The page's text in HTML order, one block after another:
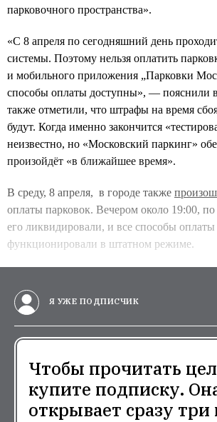
парковочного пространства».
«С 8 апреля по сегодняшний день
системы. Поэтому нельзя оплатить
и мобильного приложения „Парковки
способы оплаты доступны», —
также отметили, что штрафы на время
будут. Когда именно закончится
неизвестно, но «Московский паркинг»
произойдёт «в ближайшее время».
В среду, 8 апреля, в городе также
оплаты парковок. Вечером около 19:00, по
его ликвидировали, и все способы оплаты
функционировали в штатном режиме.
Я УЖЕ ПОДПИСЧИК
Чтобы прочитать
купите подписку.
открывает сразу